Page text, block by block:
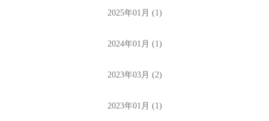
2025年01月 (1)
2024年01月 (1)
2023年03月 (2)
2023年01月 (1)